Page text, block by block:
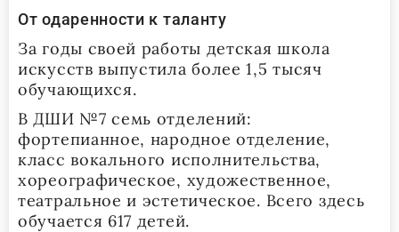
От одаренности к таланту
За годы своей работы детская школа
искусств выпустила более 1,5 тысяч
обучающихся.
В ДШИ №7 семь отделений:
фортепианное, народное отделение,
класс вокального исполнительства,
хореографическое, художественное,
театральное и эстетическое. Всего здесь
обучается 617 детей.